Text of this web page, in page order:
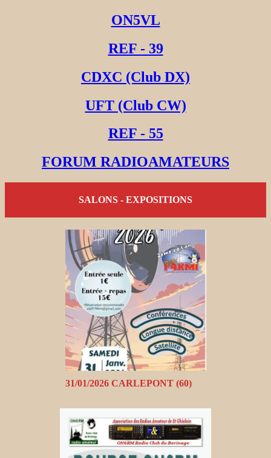
ON5VL
REF - 39
CDXC (Club DX)
UFT (Club CW)
REF - 55
FORUM RADIOAMATEURS
SALONS - EXPOSITIONS
31/01/2026 CARLEPONT (60)